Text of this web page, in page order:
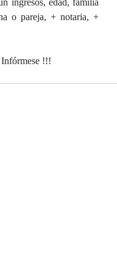
ingresos, edad, familia
o pareja, + notaria, +
Infórmese !!!